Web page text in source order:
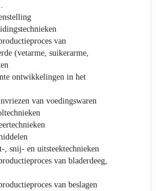
van
(vetarme, suikerarme,
ontwikkelingen in het
van voedingswaren
, snij- en uitsteektechnieken
van bladerdeeg,
van beslagen